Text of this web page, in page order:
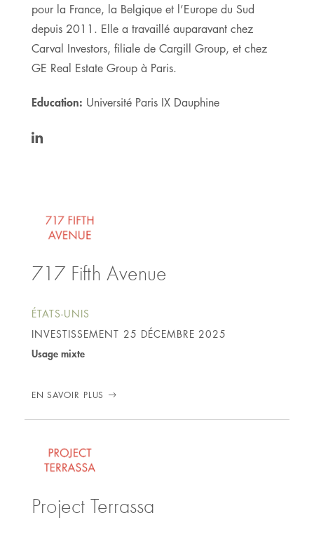
pour la France, la Belgique et l’Europe du Sud
depuis 2011. Elle a travaillé auparavant chez
Carval Investors, filiale de Cargill Group, et chez
GE Real Estate Group à Paris.
Education: Université Paris IX Dauphine
717 Fifth Avenue
ÉTATS-UNIS
INVESTISSEMENT 25 DÉCEMBRE 2025
Usage mixte
EN SAVOIR PLUS
Project Terrassa